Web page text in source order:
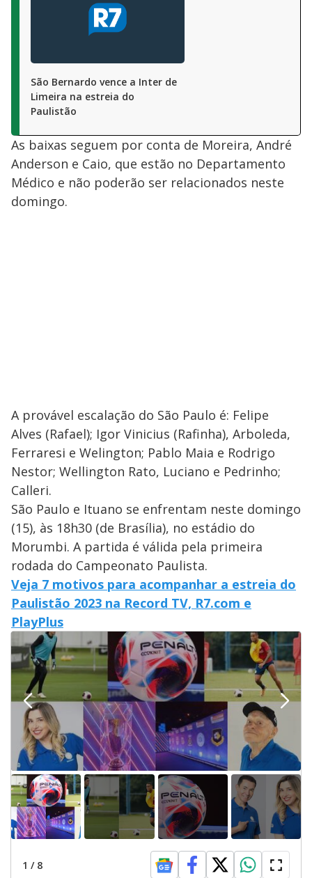
São Bernardo vence a Inter de
Limeira na estreia do
Paulistão
As baixas seguem por conta de Moreira, André
Anderson e Caio, que estão no Departamento
Médico e não poderão ser relacionados neste
domingo.
A provável escalação do São Paulo é: Felipe
Alves (Rafael); Igor Vinicius (Rafinha), Arboleda,
Ferraresi e Welington; Pablo Maia e Rodrigo
Nestor; Wellington Rato, Luciano e Pedrinho;
Calleri.
São Paulo e Ituano se enfrentam neste domingo
(15), às 18h30 (de Brasília), no estádio do
Morumbi. A partida é válida pela primeira
rodada do Campeonato Paulista.
Veja 7 motivos para acompanhar a estreia do
Paulistão 2023 na Record TV, R7.com e
PlayPlus
1 / 8